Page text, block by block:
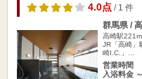
4.0点/ 1 件
群馬県 /
高崎駅221m
JR「高崎」
崎I.C.」…
営業時間
入浴料金 ～